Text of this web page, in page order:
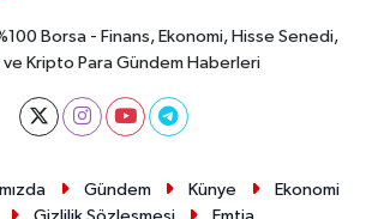
Borsa - Finans, Ekonomi, Hisse Senedi,
ve Kripto Para Gündem Haberleri
Gündem Künye
Ekonomi